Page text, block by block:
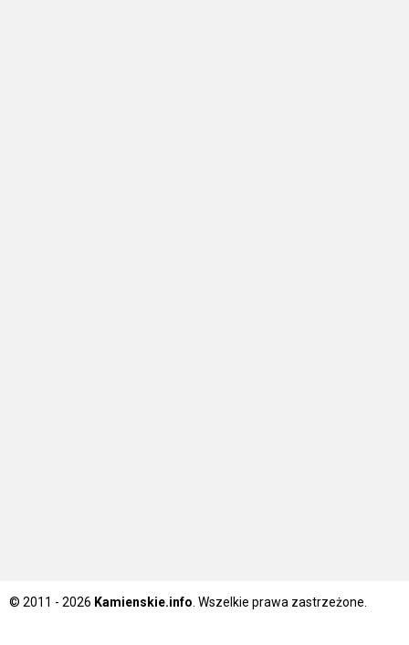
© 2011 - 2026 Kamienskie.info . Wszelkie prawa zastrzeżone.